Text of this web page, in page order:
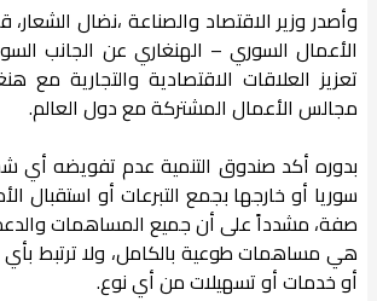
وأصدر وزير الاقتصاد والصناعة ،نضال
الأعمال السوري – الهنغاري عن الجانب
تعزيز العلاقات الاقتصادية والتجارية مع
مجالس الأعمال المشتركة مع دول العالم.
بدوره أكد صندوق التنمية عدم تفويضه
سوريا أو خارجها ‏بجمع التبرعات أو استقبال
صفة، مشدداً على أن جميع المساهمات
هي مساهمات طوعية بالكامل، ولا ترتبط بأي
أو خدمات أو تسهيلات من أي نوع.‏